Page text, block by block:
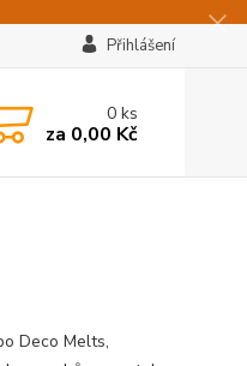
Přihlášení
0ks
za 0,00 Kč
Deco Melts,